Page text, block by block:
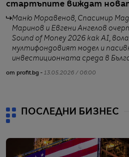
стартъпите виждат
реалност
Маню Моравенов, Спасимир
Маринов и Евгени Ангелов
Sound of Money 2026 как AI,
мултифондовият модел и
инвестиционната среда в
от profit.bg - 13.05.2026 / 06:00
ПОСЛЕДНИ БИЗНЕС